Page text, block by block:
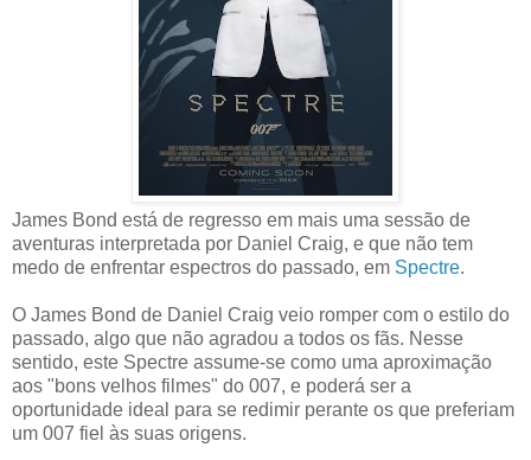
James Bond está de regresso em mais uma sessão de
aventuras interpretada por Daniel Craig, e que não tem
medo de enfrentar espectros do passado, em Spectre.
O James Bond de Daniel Craig veio romper com o estilo do
passado, algo que não agradou a todos os fãs. Nesse
sentido, este Spectre assume-se como uma aproximação
aos "bons velhos filmes" do 007, e poderá ser a
oportunidade ideal para se redimir perante os que preferiam
um 007 fiel às suas origens.